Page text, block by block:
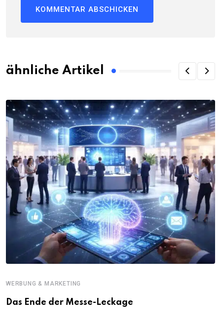
ähnliche Artikel
WERBUNG & MARKETING
Das Ende der Messe-Leckage